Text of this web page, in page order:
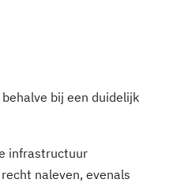
bij een duidelijk
infrastructuur
naleven, evenals